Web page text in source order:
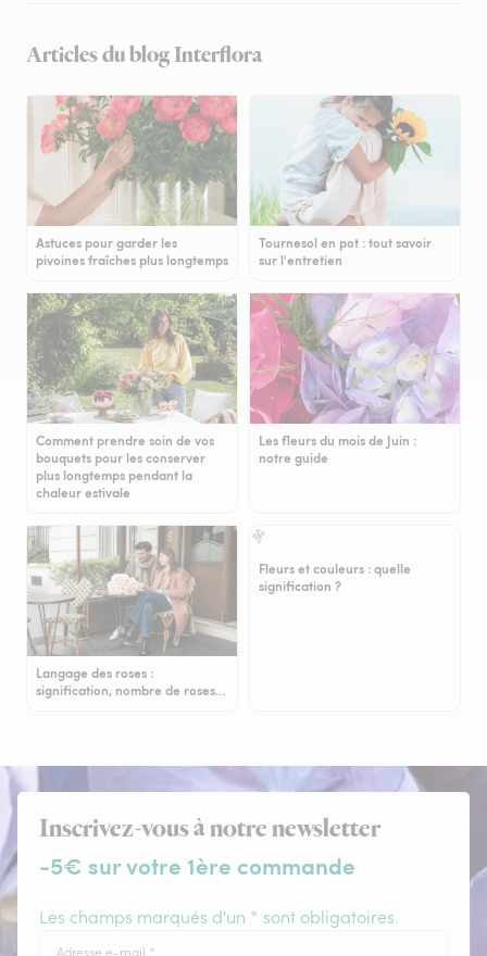
Articles du blog Interflora
Astuces pour garder les
pivoines fraîches plus longtemps
Tournesol en pot : tout savoir
sur l'entretien
Comment prendre soin de vos
bouquets pour les conserver
plus longtemps pendant la
chaleur estivale
Les fleurs du mois de Juin :
notre guide
Langage des roses :
signification, nombre de roses…
Fleurs et couleurs : quelle
signification ?
Inscrivez-vous à notre newsletter
-5€ sur votre 1ère commande
Les champs marqués d'un * sont obligatoires.
Adresse e-mail *